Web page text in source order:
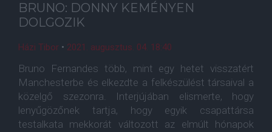
BRUNO: DONNY KEMÉNYEN
DOLGOZIK
Házi Tibor • 2021. augusztus. 04. 18:40
Bruno Fernandes több, mint egy hetet visszatért
Manchesterbe és elkezdte a felkészülést társaival a
közelgő szezonra. Interjújában elismerte, hogy
lenyűgözőnek tartja, hogy egyik csapattársa
testalkata mekkorát változott az elmúlt hónapok